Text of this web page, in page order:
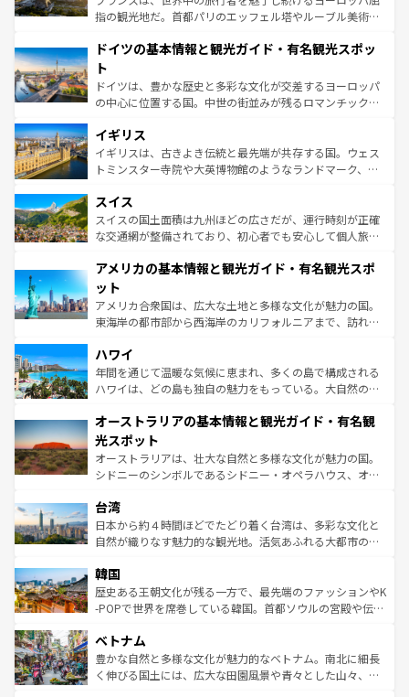
アートに溢れた街角から、地方では古代ローマ遺跡や中世
せる。地方によって風土や気候が異なるスペインはその個
ンテンツ一覧 を参照してほしい。
指の観光地だ。首都パリのエッフェル塔やルーブル美術館
で、幅広い魅力が詰まっている。華麗な宮殿、歴史的な大
聖堂、美しいビーチ、そして豊かな自然が、訪れる者を心
から魅了する。また、フランスは美食の国としても知ら
れ、フランス料理はユネスコ無形文化遺産にも登録されて
香り高いラベンダー畑など、多彩な楽しみ方が可能だ。さ
らに、パリ以外の地域にも魅力が溢れており、どの街角に
も豊かな歴史と文化が息づいている。パリ以外の個性あふ
を参照してほしい。
ドイツの基本情報と観光ガイド・有名観光スポッ
ト
ドイツは、豊かな歴史と多彩な文化が交差するヨーロッパ
の中心に位置する国。中世の街並みが残るロマンチック街
顔を持つこの国は、どこを歩いても飽きることがない。ベ
ルリンの文化的活気、バイエルン州のアルプスの絶景、そ
してライン川沿いのワイン畑といった風景は必見。ビール
は、お酒好きな人にはぜひ体験してほしい。 なお、新着の
ドイツ情報はコンテンツ一覧を参照してほしい。
イギリス
イギリスは、古きよき伝統と最先端が共存する国。ウェス
トミンスター寺院や大英博物館のようなランドマーク、歴
リアごとに異なる魅力がある。また、優雅なアフタヌーン
ティー、ビール好きにはたまらない英国パブ、サッカー観
戦など、本場だからこそできる体験も豊富。イギリスを旅
ンツ一覧を参照してほしい。
スイス
スイスの国土面積は九州ほどの広さだが、運行時刻が正確
な交通網が整備されており、初心者でも安心して個人旅行
の建物がそのまま残る町や、スイスならではのユニークな
博物館もあり、アルプス観光だけでなく町歩きも満喫する
ことができる。国民の所得が高いため物価も高いが、旅行
者向けの交通パス提供のサービスもあり、うまく活用すれ
着のスイス情報は
アメリカの基本情報と観光ガイド・有名観光スポ
ット
アメリカ合衆国は、広大な土地と多様な文化が魅力の国。
東海岸の都市部から西海岸のカリフォルニアまで、訪れる
のような巨大都市は、観光、ショッピング、エンターテイ
ンメントが詰まった刺激的なスポットだ。一方、アメリカ
西部には大自然が広がり、グランドキャニオンやイエロー
部のニューオーリンズでは、音楽と美食が融合した独特の
文化が魅力。旅行者はアメリカの各地域で異なる魅力を楽
しみながら、その多様性と豊かな歴史を感じることができ
るだろう。車でのロードトリップや列車の旅も、アメリカ
情報は
ハワイ
年間を通じて温暖な気候に恵まれ、多くの島で構成される
ハワイは、どの島も独自の魅力をもっている。大自然の神
ワイ島は見逃せない。また、定番の観光地といえばオアフ
島だが、静かな自然を求めるならマウイ島やカウアイ島が
おすすめ。エメラルドグリーンに輝く海をはじめ、豊かな
文化や歴史が息づいている。「アロハスピリット」と呼ば
人々、おいしいローカルフードやハワイアンミュージッ
ク、伝統的なフラダンスなど、すべてがハワイの魅力を彩
っている。訪れるたびに新しい発見と感動が待っているハ
はコンテンツ一覧
オーストラリアの基本情報と観光ガイド・有名観
光スポット
オーストラリアは、壮大な自然と多様な文化が魅力の国。
シドニーのシンボルであるシドニー・オペラハウス、オー
リアリーフや大陸中央部にそびえるウルル（エアーズロッ
ク）、タスマニアの美しい原生林やケアンズの熱帯雨林な
ど、見どころがたくさん。また、カフェやワイン、オージ
いる。アクティビティも充実しており、サーフィンやダイ
ビング、ハイキングなど、アウトドア好きにはたまらな
い。オーストラリアの多彩な魅力を存分に味わいつくそ
参照してほしい。
台湾
日本から約４時間ほどでたどり着く台湾は、多彩な文化と
自然が織りなす魅力的な観光地。活気あふれる大都市の台
ン）、静ひつな山岳地帯である台湾東部など、都市の喧騒
と山間の静けさが共存しており、訪れる人に新しい発見と
驚きをもたらしてくれる。また、奥深い台湾の食文化も魅
容にもいいと評判のスイーツなど、バラエティ豊かな料理
が味わえる。 なお、新着の台湾情報は コンテンツ一覧を参
照してほしい。
韓国
歴史ある王朝文化が残る一方で、最先端のファッションやK
-POPで世界を席巻している韓国。首都ソウルの宮殿や伝統
き、地方に足を延ばせば四季折々の自然美を楽しむことが
できる。そして、キムチや焼肉、絶品のストリートフード
まで、さまざまな韓国料理が待っている。夜には、韓国な
ベトナム
豊かな自然と多様な文化が魅力的なベトナム。南北に細長
く伸びる国土には、広大な田園風景や青々とした山々、世